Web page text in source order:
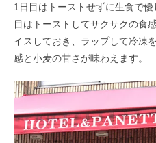
1日目はトーストせずに生食で
目はトーストしてサクサクの食
イスしておき、ラップして冷凍
感と小麦の甘さが味わえます。